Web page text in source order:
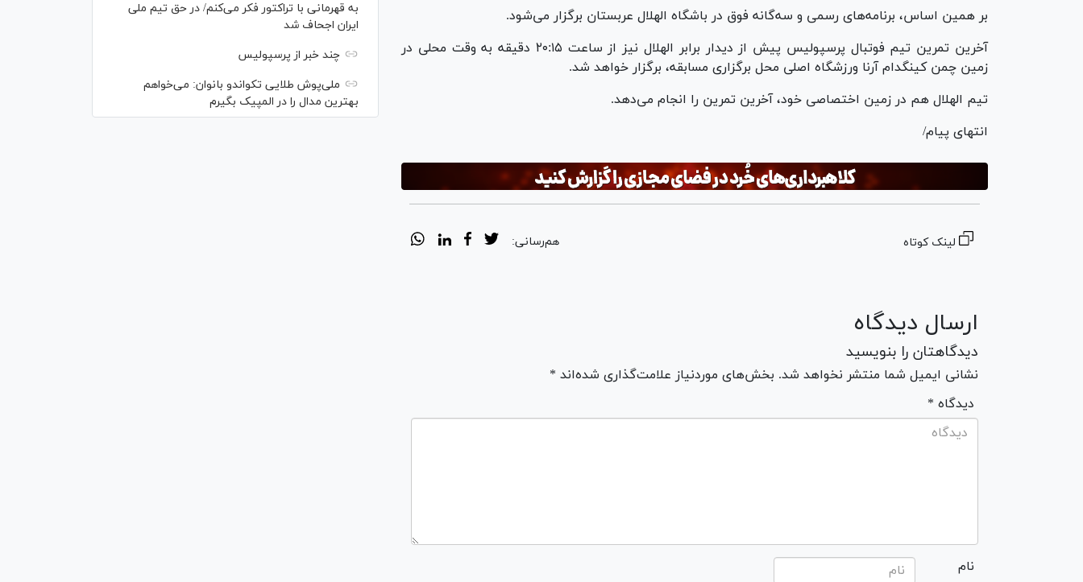
بر همین اساس، برنامه‌های رسمی و سه‌گانه فوق در باشگاه الهلال عربستان برگزار می‌شود.
آخرین تمرین تیم فوتبال پرسپولیس پیش از دیدار برابر الهلال نیز از ساعت ۲۰:۱۵ دقیقه به وقت محلی در
زمین چمن کینگدام آرنا ورزشگاه اصلی محل برگزاری مسابقه، برگزار خواهد شد.
تیم الهلال هم در زمین اختصاصی خود، آخرین تمرین را انجام می‌دهد.
انتهای پیام/
لینک کوتاه هم‌رسانی:
ارسال دیدگاه
دیدگاهتان را بنویسید
نشانی ایمیل شما منتشر نخواهد شد. بخش‌های موردنیاز علامت‌گذاری شده‌اند *
* دیدگاه
نام
به قهرمانی با تراکتور فکر می‌کنم/ در حق تیم ملی
ایران اجحاف شد
چند خبر از پرسپولیس
ملی‌پوش‌ طلایی تکواندو بانوان: می‌خواهم
بهترین مدال را در المپیک بگیرم